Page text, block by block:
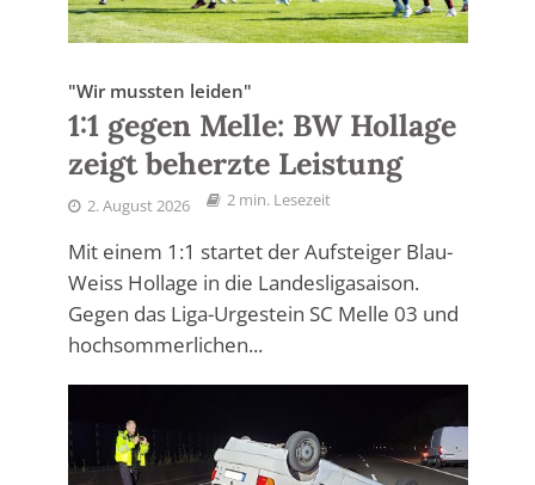
"Wir mussten leiden"
1:1 gegen Melle: BW Hollage
zeigt beherzte Leistung
2. August 2026 2 min. Lesezeit
Mit einem 1:1 startet der Aufsteiger Blau-
Weiss Hollage in die Landesligasaison.
Gegen das Liga-Urgestein SC Melle 03 und
hochsommerlichen...